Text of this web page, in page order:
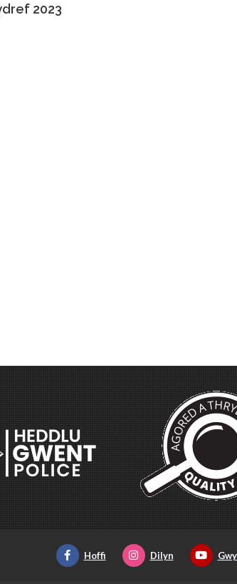
2023
Hoffi Dilyn